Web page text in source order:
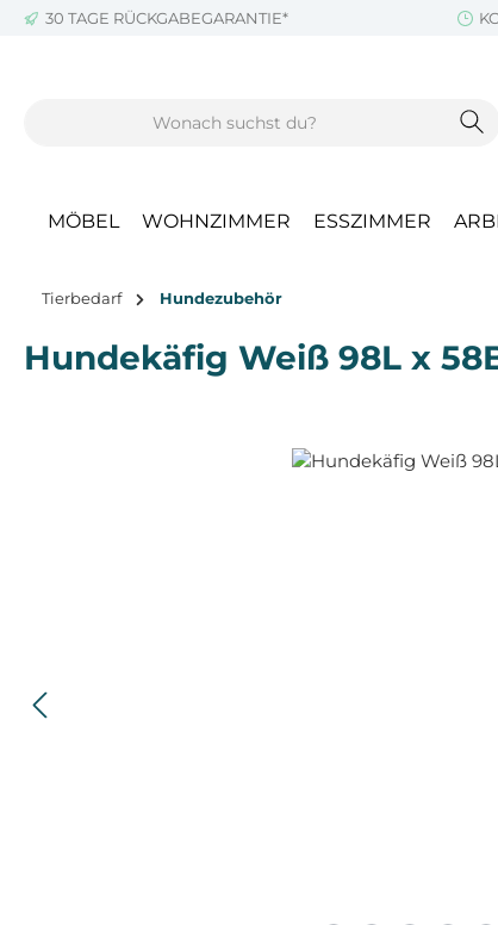
Hauptinhalt springen
Zur Suche springen
Zur Hauptnavigation springen
30 TAGE RÜCKGABEGARANTIE*
MÖBEL WOHNZIMMER ESSZIMMER
Tierbedarf Hundezubehör
Hundekäfig Weiß 98L x